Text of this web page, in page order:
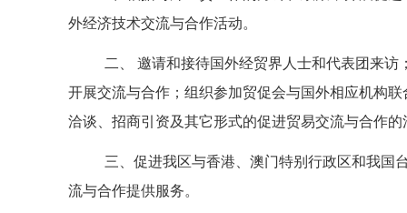
外经济技术交流与合作活动。
二、 邀请和接待国外经贸界人士和代表团来访
开展交流与合作；组织参加贸促会与国外相应机构
洽谈、招商引资及其它形式的促进贸易交流与合作的
三、促进我区与香港、澳门特别行政区和我国
流与合作提供服务。